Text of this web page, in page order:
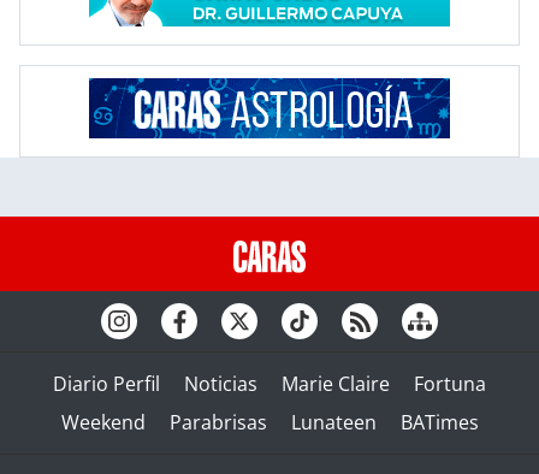
Diario Perfil Noticias Marie Claire
Fortuna
Weekend
Parabrisas Lunateen BATimes